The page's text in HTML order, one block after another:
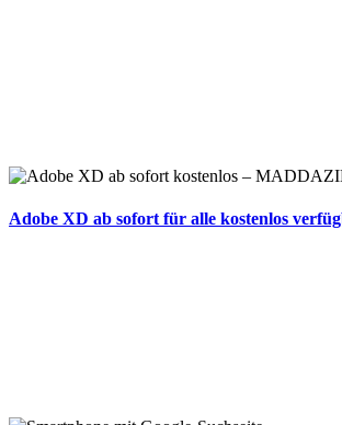
Adobe XD ab sofort für alle kostenlos